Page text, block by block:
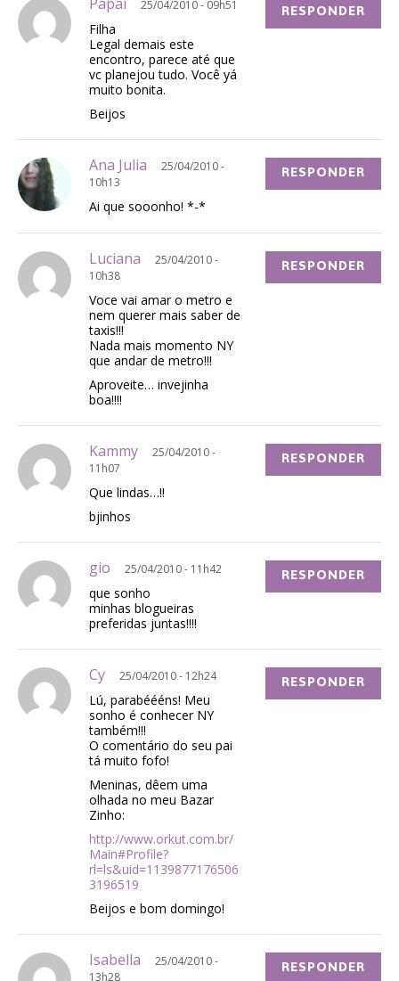
25/04/2010 - 09h51
Filha
Legal demais este
encontro, parece até que
vc planejou tudo. Você yá
muito bonita.
Beijos
RESPONDER
Ana Julia
25/04/2010 -
10h13
Ai que sooonho! *-*
RESPONDER
Luciana
25/04/2010 -
10h38
Voce vai amar o metro e
nem querer mais saber de
taxis!!!
Nada mais momento NY
que andar de metro!!!
Aproveite… invejinha
boa!!!!
RESPONDER
Kammy
25/04/2010 -
11h07
Que lindas…!!
bjinhos
RESPONDER
gio 25/04/2010 - 11h42
que sonho
minhas blogueiras
preferidas juntas!!!!
RESPONDER
Cy 25/04/2010 - 12h24
Lú, parabéééns! Meu
sonho é conhecer NY
também!!!
O comentário do seu pai
tá muito fofo!
Meninas, dêem uma
olhada no meu Bazar
Zinho:
http://www.orkut.com.br/
Main#Profile?
rl=ls&uid=1139877176506
3196519
Beijos e bom domingo!
RESPONDER
Isabella
25/04/2010 -
13h28
RESPONDER